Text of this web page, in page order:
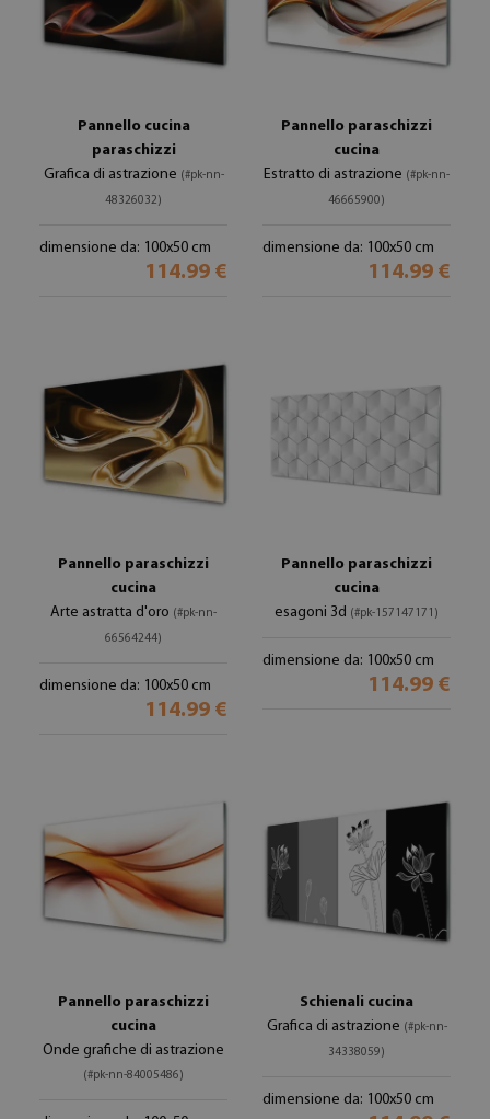
Pannello cucina
paraschizzi
Grafica di astrazione (#pk-nn-
48326032)
dimensione da: 100x50 cm
114.99 €
Pannello paraschizzi
cucina
Estratto di astrazione (#pk-nn-
46665900)
dimensione da: 100x50 cm
114.99 €
Pannello paraschizzi
cucina
Arte astratta d'oro (#pk-nn-
66564244)
dimensione da: 100x50 cm
114.99 €
Pannello paraschizzi
cucina
esagoni 3d (#pk-157147171)
dimensione da: 100x50 cm
114.99 €
Pannello paraschizzi
cucina
Onde grafiche di astrazione
(#pk-nn-84005486)
Schienali cucina
Grafica di astrazione (#pk-nn-
34338059)
dimensione da: 100x50 cm